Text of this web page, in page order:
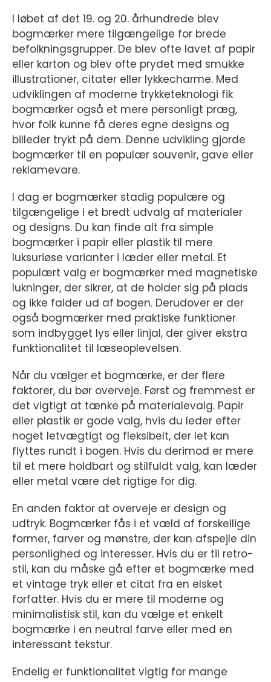
I løbet af det 19. og 20. århundrede blev
bogmærker mere tilgængelige for brede
befolkningsgrupper. De blev ofte lavet af papir
eller karton og blev ofte prydet med smukke
illustrationer, citater eller lykkecharme. Med
udviklingen af moderne trykketeknologi fik
bogmærker også et mere personligt præg,
hvor folk kunne få deres egne designs og
billeder trykt på dem. Denne udvikling gjorde
bogmærker til en populær souvenir, gave eller
reklamevare.
I dag er bogmærker stadig populære og
tilgængelige i et bredt udvalg af materialer
og designs. Du kan finde alt fra simple
bogmærker i papir eller plastik til mere
luksuriøse varianter i læder eller metal. Et
populært valg er bogmærker med magnetiske
lukninger, der sikrer, at de holder sig på plads
og ikke falder ud af bogen. Derudover er der
også bogmærker med praktiske funktioner
som indbygget lys eller linjal, der giver ekstra
funktionalitet til læseoplevelsen.
Når du vælger et bogmærke, er der flere
faktorer, du bør overveje. Først og fremmest er
det vigtigt at tænke på materialevalg. Papir
eller plastik er gode valg, hvis du leder efter
noget letvægtigt og fleksibelt, der let kan
flyttes rundt i bogen. Hvis du derimod er mere
til et mere holdbart og stilfuldt valg, kan læder
eller metal være det rigtige for dig.
En anden faktor at overveje er design og
udtryk. Bogmærker fås i et væld af forskellige
former, farver og mønstre, der kan afspejle din
personlighed og interesser. Hvis du er til retro-
stil, kan du måske gå efter et bogmærke med
et vintage tryk eller et citat fra en elsket
forfatter. Hvis du er mere til moderne og
minimalistisk stil, kan du vælge et enkelt
bogmærke i en neutral farve eller med en
interessant tekstur.
Endelig er funktionalitet vigtig for mange